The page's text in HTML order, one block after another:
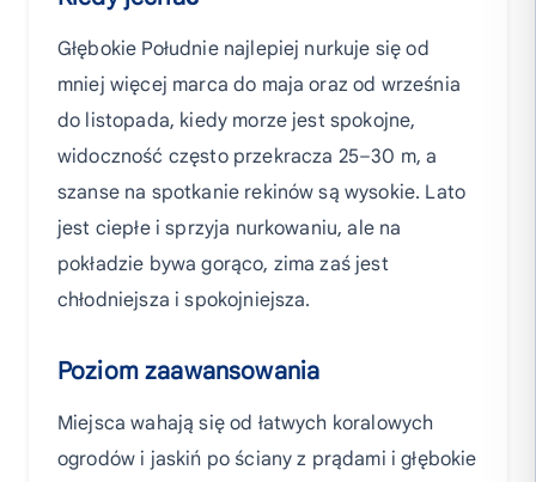
Głębokie Południe najlepiej nurkuje się od
mniej więcej marca do maja oraz od września
do listopada, kiedy morze jest spokojne,
widoczność często przekracza 25–30 m, a
szanse na spotkanie rekinów są wysokie. Lato
jest ciepłe i sprzyja nurkowaniu, ale na
pokładzie bywa gorąco, zima zaś jest
chłodniejsza i spokojniejsza.
Poziom zaawansowania
Miejsca wahają się od łatwych koralowych
ogrodów i jaskiń po ściany z prądami i głębokie